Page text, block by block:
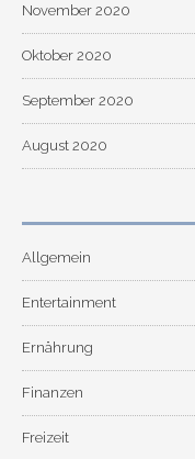
November 2020
Oktober 2020
September 2020
August 2020
Allgemein
Entertainment
Ernährung
Finanzen
Freizeit